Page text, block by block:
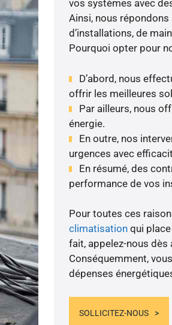
vos systèmes avec
Ainsi, nous répondons
d’installations, de
Pourquoi opter pour
D’abord, nous
offrir les meilleures
Par ailleurs, nous
énergie.
En outre, nos
urgences avec
En résumé, des
performance de vos
Pour toutes ces
climatisationqui place
fait, appelez-nous dès
Conséquemment,
dépenses
SOLLICITEZ-NOUS